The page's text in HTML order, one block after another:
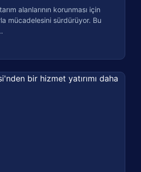
alanlarının korunması için
mücadelesini sürdürüyor. Bu